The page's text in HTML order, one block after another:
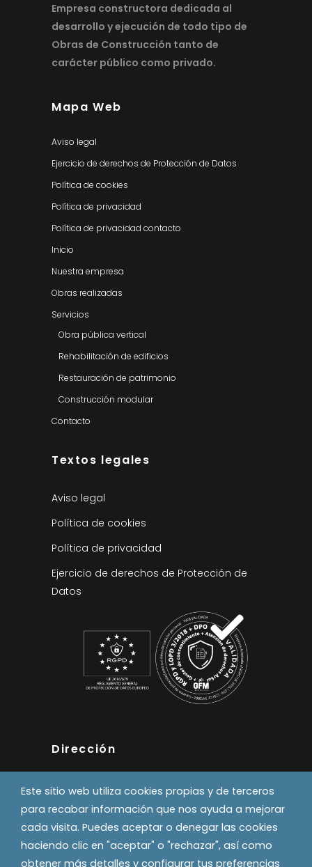
Empresa constructora dedicada al
desarrollo y ejecución de todo tipo de
Obras de Construcción tanto de
carácter público como privado.
Mapa Web
Aviso legal
Ejercicio de derechos de Protección de Datos
Política de cookies
Política de privacidad
Política de privacidad contacto
Inicio
Nuestra empresa
Obras realizadas
Servicios
Obra pública vertical
Rehabilitación de edificios
Restauración de patrimonio
Construcción modular
Contacto
Textos legales
Aviso legal
Política de cookies
Política de privacidad
Ejercicio de derechos de Protección de
Datos
Dirección
Pol. Industrial Errekaldea
Calle A, naves 6 y 8
31191 - Beriain
T. 948 18 92 43
comalsl@comalsl.com
Este sitio web utiliza cookies propias y de terceros
para recabar información que nos ayuda a mejorar
cada visita. Puedes aceptar o denegar las cookies
haciendo clic en "aceptar" o "rechazar", así como
obtener más detalles y configurar tus preferencias